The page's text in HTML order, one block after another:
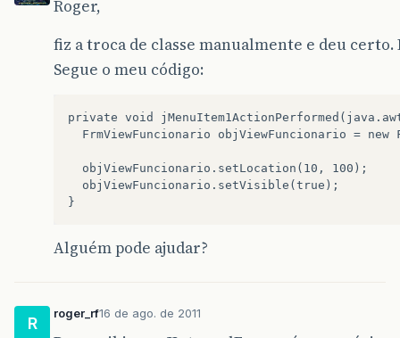
Roger,
fiz a troca de classe manualmente e deu
Segue o meu código:
private void
FrmViewFuncionario objViewFuncionario = new
  objViewFuncionario.setLocation(10, 100);
  objViewFuncionario.setVisible(true);
Alguém pode ajudar?
R
roger_rf16 de ago. de 2011